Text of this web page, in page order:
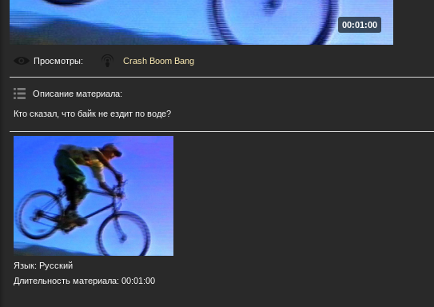
00:01:00
Просмотры: Crash Boom Bang
Описание материала:
Кто сказал, что байк не ездит по воде?
Язык: Русский
Длительность материала: 00:01:00